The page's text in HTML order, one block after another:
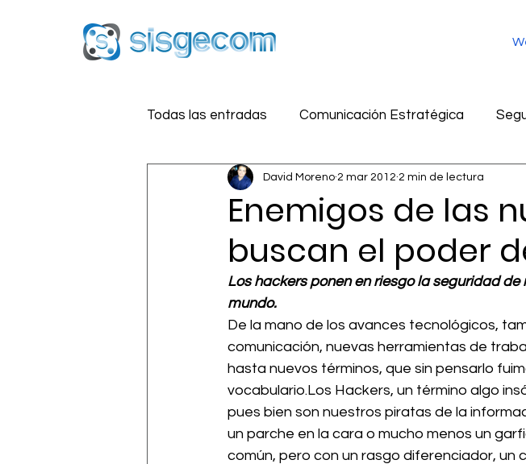
Todas las entradas Comunicación Estratégica
Reputación Digital Estrategia digital
Medios Sociales Seguridad en la información
Enemigos de las
buscan el poder
David Moreno 2 mar 2012 2 min de lectura
Los hackers ponen en riesgo la seguridad
mundo.
De la mano de los avances tecnológicos,
comunicación, nuevas herramientas de
hasta nuevos términos, que sin pensarlo
vocabulario.Los Hackers, un término algo
pues bien son nuestros piratas de la
un parche en la cara o mucho menos un
común, pero con un rasgo diferenciador, un